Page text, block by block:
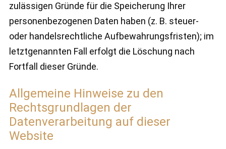
zulässigen Gründe für die Speicherung Ihrer
personenbezogenen Daten haben (z. B. steuer-
oder handelsrechtliche Aufbewahrungsfristen); im
letztgenannten Fall erfolgt die Löschung nach
Fortfall dieser Gründe.
Allgemeine Hinweise zu den
Rechtsgrundlagen der
Datenverarbeitung auf dieser
Website